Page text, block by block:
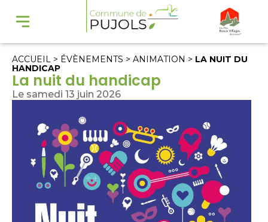
ACCUEIL > ÉVÈNEMENTS > ANIMATION > LA NUIT DU
HANDICAP
La nuit du handicap
Le samedi 13 juin 2026